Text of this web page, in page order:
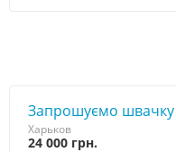
Запрошуємо швачку
Харьков
24 000 грн.